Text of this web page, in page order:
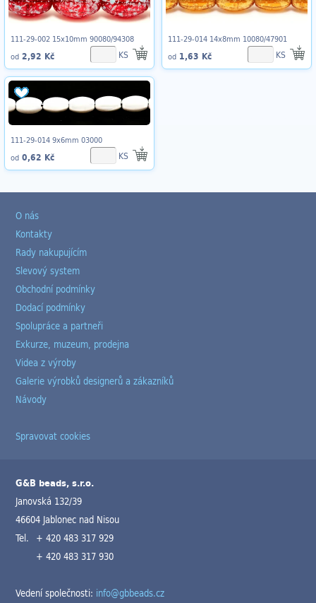
111-29-002 15x10mm 90080/94308
od 2,92 Kč KS
111-29-014 14x8mm 10080/47901
od 1,63 Kč KS
111-29-014 9x6mm 03000
od 0,62 Kč KS
O nás
Kontakty
Rady nakupujícím
Slevový system
Obchodní podmínky
Dodací podmínky
Spolupráce a partneři
Exkurze, muzeum, prodejna
Videa z výroby
Galerie výrobků designerů a zákazníků
Návody
Spravovat cookies
G&B beads, s.r.o.
Janovská 132/39
46604 Jablonec nad Nisou
Tel. + 420 483 317 929
+ 420 483 317 930
Vedení společnosti: info@gbbeads.cz